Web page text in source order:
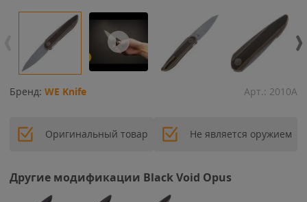
Бренд: WE Knife Арт.: 2010A
Оригинальный товар Не является оружием
Другие модификации Black Void Opus